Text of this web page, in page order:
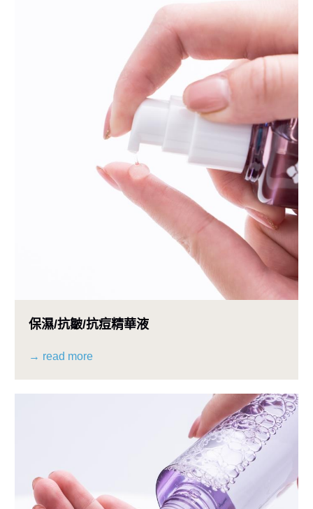
保濕/抗皺/抗痘精華液
→ read more